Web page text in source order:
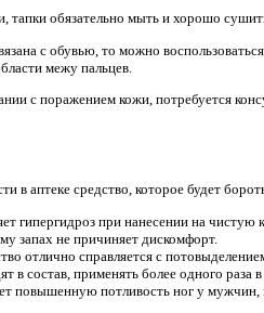
тапки обязательно мыть и хорошо
с обувью, то можно
межу пальцев.
с поражением кожи, потребуется
в аптеке средство, которое будет
гипергидроз при нанесении на
запах не причиняет дискомфорт.
отлично справляется с
в состав, применять более одного раза
повышенную потливость ног у